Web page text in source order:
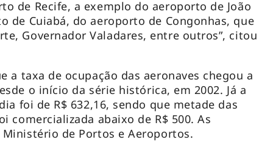
de Recife, a exemplo do aeroporto de João
de Cuiabá, do aeroporto de Congonhas, que
Governador Valadares, entre outros”, citou
a taxa de ocupação das aeronaves chegou a
o início da série histórica, em 2002. Já a
foi de R$ 632,16, sendo que metade das
comercializada abaixo de R$ 500. As
de Portos e Aeroportos.